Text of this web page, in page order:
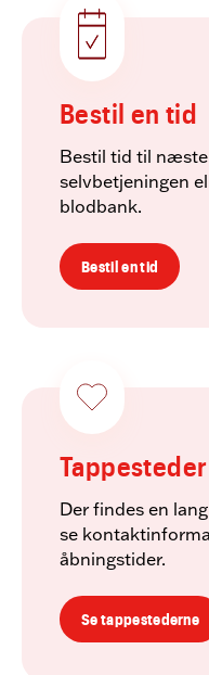
Bestil en tid
Bestil tid til
selvbetjeningen
blodbank.
Bestil en tid
Tappesteder
Der findes en
se
åbningstider.
Se tappestederne